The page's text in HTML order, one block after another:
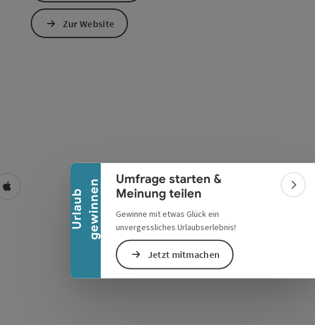
U
r
l
a
u
b
g
e
w
i
n
n
en
Banner einklappen
Umfrage starten &
Meinung teilen
Gewinne mit etwas Glück ein
unvergessliches Urlaubserlebnis!
Jetzt mitmachen
Maps öffnen
in Apple Maps öffnen
Zur Website